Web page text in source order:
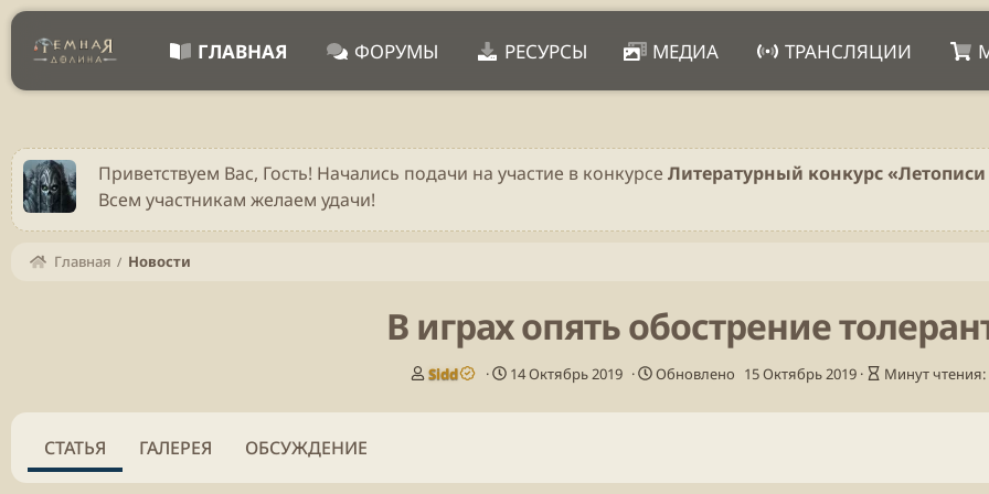
ГЛАВНАЯ ФОРУМЫ РЕСУРСЫ МЕДИА ТРАНСЛЯЦИИ
Приветствуем Вас, Гость! Начались подачи на участие в конкурсе Литературный конкурс «Летописи
Всем участникам желаем удачи!
Главная Новости
В играх опять обострение
А
т
Sidd
Д
т
14 Октябрь 2019 Обновлено 15 Октябрь 2019
В
е
Минут чтения:
СТАТЬЯ ГАЛЕРЕЯ ОБСУЖДЕНИЕ